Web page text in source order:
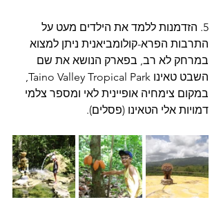
5. הזדמנות ללמד את הילדים מעט על
התרבות הפרא-קולומביאנית ניתן למצוא
במרחק לא רב, בפארק הנושא את שם
השבט טאינו Taino Valley Tropical Park,
במקום צימחיה אופיינית לאי ומספר צלמי
דמויות אלי הטאינו (פסלים).